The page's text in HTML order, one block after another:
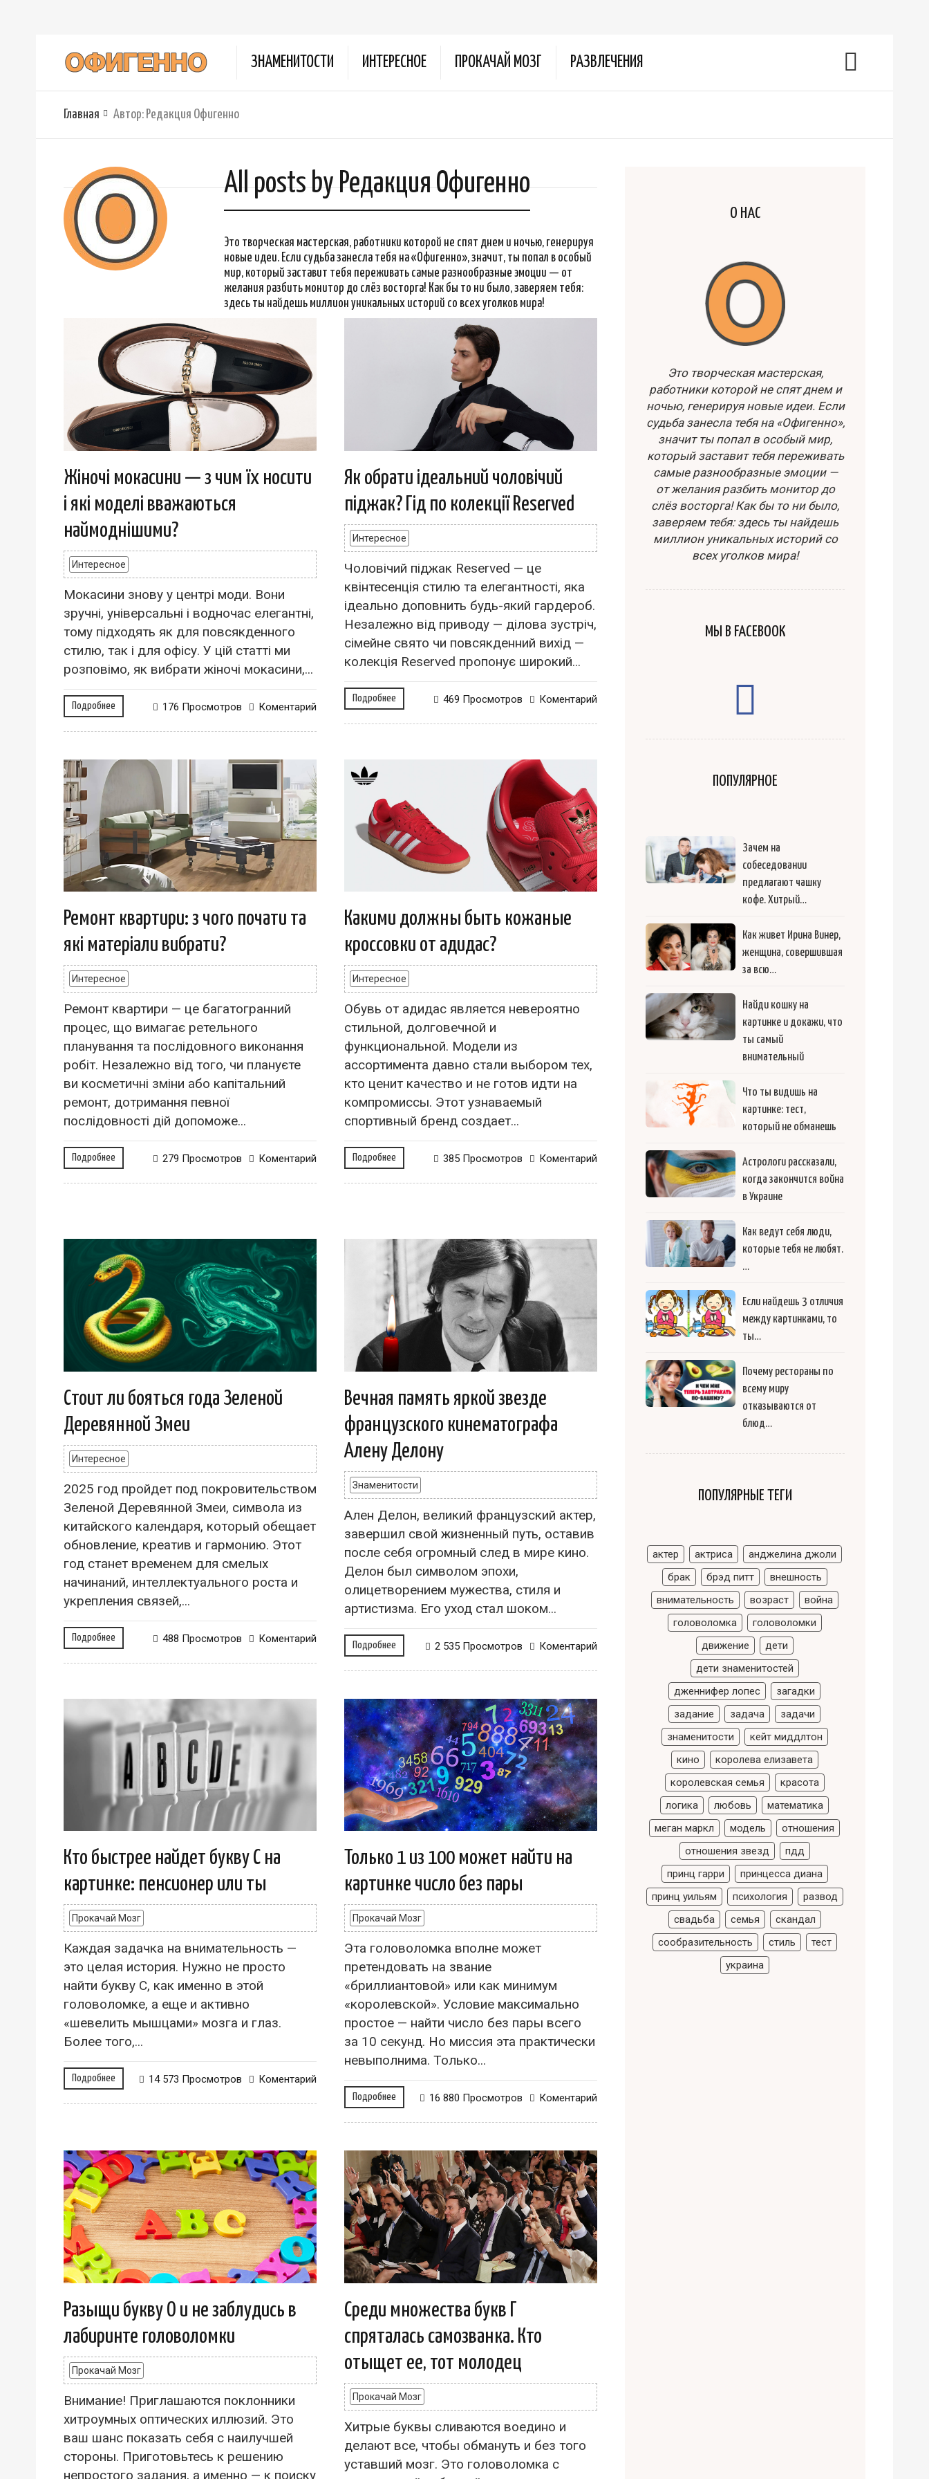
ЗНАМЕНИТОСТИ ИНТЕРЕСНОЕ ПРОКАЧАЙ МОЗГ РАЗВЛЕЧЕНИЯ
Главная Автор: Редакция Офигенно
All posts by Редакция Офигенно
Это творческая мастерская, работники которой не спят днем и ночью, генерируя
новые идеи. Если судьба занесла тебя на «Офигенно», значит, ты попал в особый
мир, который заставит тебя переживать самые разнообразные эмоции — от
желания разбить монитор до слёз восторга! Как бы то ни было, заверяем тебя:
здесь ты найдешь миллион уникальных историй со всех уголков мира!
Жіночі мокасини — з чим їх носити
і які моделі вважаються
наймоднішими?
Интересное
Мокасини знову у центрі моди. Вони
зручні, універсальні і водночас елегантні,
тому підходять як для повсякденного
стилю, так і для офісу. У цій статті ми
розповімо, як вибрати жіночі мокасини,...
Подробнее Коментарий
176 Просмотров
Як обрати ідеальний чоловічий
піджак? Гід по колекції Reserved
Интересное
Чоловічий піджак Reserved — це
квінтесенція стилю та елегантності, яка
ідеально доповнить будь-який гардероб.
Незалежно від приводу — ділова зустріч,
сімейне свято чи повсякденний вихід —
колекція Reserved пропонує широкий...
Подробнее Коментарий
469 Просмотров
Ремонт квартири: з чого почати та
які матеріали вибрати?
Интересное
Ремонт квартири — це багатогранний
процес, що вимагає ретельного
планування та послідовного виконання
робіт. Незалежно від того, чи плануєте
ви косметичні зміни або капітальний
ремонт, дотримання певної
послідовності дій допоможе...
Подробнее Коментарий
279 Просмотров
Какими должны быть кожаные
кроссовки от адидас?
Интересное
Обувь от адидас является невероятно
стильной, долговечной и
функциональной. Модели из
ассортимента давно стали выбором тех,
кто ценит качество и не готов идти на
компромиссы. Этот узнаваемый
спортивный бренд создает...
Подробнее Коментарий
385 Просмотров
Стоит ли бояться года Зеленой
Деревянной Змеи
Интересное
2025 год пройдет под покровительством
Зеленой Деревянной Змеи, символа из
китайского календаря, который обещает
обновление, креатив и гармонию. Этот
год станет временем для смелых
начинаний, интеллектуального роста и
укрепления связей,...
Подробнее Коментарий
488 Просмотров
Вечная память яркой звезде
французского кинематографа
Алену Делону
Знаменитости
Ален Делон, великий французский актер,
завершил свой жизненный путь, оставив
после себя огромный след в мире кино.
Делон был символом эпохи,
олицетворением мужества, стиля и
артистизма. Его уход стал шоком...
Подробнее Коментарий
2 535 Просмотров
Кто быстрее найдет букву С на
картинке: пенсионер или ты
Прокачай Мозг
Каждая задачка на внимательность —
это целая история. Нужно не просто
найти букву С, как именно в этой
головоломке, а еще и активно
«шевелить мышцами» мозга и глаз.
Более того,...
Подробнее Коментарий
14 573 Просмотров
Только 1 из 100 может найти на
картинке число без пары
Прокачай Мозг
Эта головоломка вполне может
претендовать на звание
«бриллиантовой» или как минимум
«королевской». Условие максимально
простое — найти число без пары всего
за 10 секунд. Но миссия эта практически
невыполнима. Только...
Подробнее Коментарий
16 880 Просмотров
Разыщи букву О и не заблудись в
лабиринте головоломки
Прокачай Мозг
Внимание! Приглашаются поклонники
хитроумных оптических иллюзий. Это
ваш шанс показать себя с наилучшей
стороны. Приготовьтесь к решению
непростого задания, а именно — к поиску
Среди множества букв Г
спряталась самозванка. Кто
отыщет ее, тот молодец
Прокачай Мозг
Хитрые буквы сливаются воедино и
делают все, чтобы обмануть и без того
уставший мозг. Это головоломка с
О НАС
Это творческая мастерская,
работники которой не спят днем и
ночью, генерируя новые идеи. Если
судьба занесла тебя на «Офигенно»,
значит ты попал в особый мир,
который заставит тебя переживать
самые разнообразные эмоции —
от желания разбить монитор до
слёз восторга! Как бы то ни было,
заверяем тебя: здесь ты найдешь
миллион уникальных историй со
всех уголков мира!
МЫ В FACEBOOK
ПОПУЛЯРНОЕ
Зачем на
собеседовании
предлагают чашку
кофе. Хитрый…
Как живет Ирина Винер,
женщина, совершившая
за всю…
Найди кошку на
картинке и докажи, что
ты самый
внимательный
Что ты видишь на
картинке: тест,
который не обманешь
Астрологи рассказали,
когда закончится война
в Украине
Как ведут себя люди,
которые тебя не любят.
…
Если найдешь 3 отличия
между картинками, то
ты…
Почему рестораны по
всему миру
отказываются от
блюд…
ПОПУЛЯРНЫЕ ТЕГИ
актер актриса
анджелина джоли
брак
брэд питт
внешность
внимательность
возраст
война
головоломка
головоломки
движение
дети
дети знаменитостей
дженнифер лопес
загадки
задание
задача
задачи
знаменитости
кейт миддлтон
кино
королева елизавета
королевская семья
красота
логика
любовь
математика
меган маркл
модель
отношения
отношения звезд
пдд
принц гарри
принцесса диана
принц уильям
психология
развод
свадьба
семья
скандал
сообразительность
стиль
тест
украина